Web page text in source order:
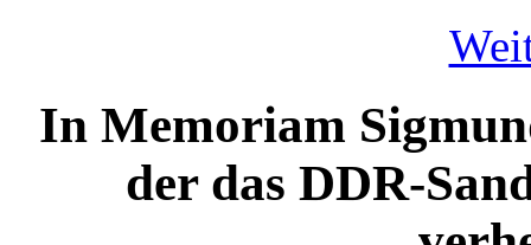
In Memoriam
der das DDR-